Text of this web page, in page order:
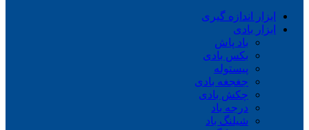
ابزار اندازه گیری
ابزار بادی
باد پاش
بکس بادی
پیستوله
جغجغه بادی
چکش بادی
درجه باد
شیلنگ باد